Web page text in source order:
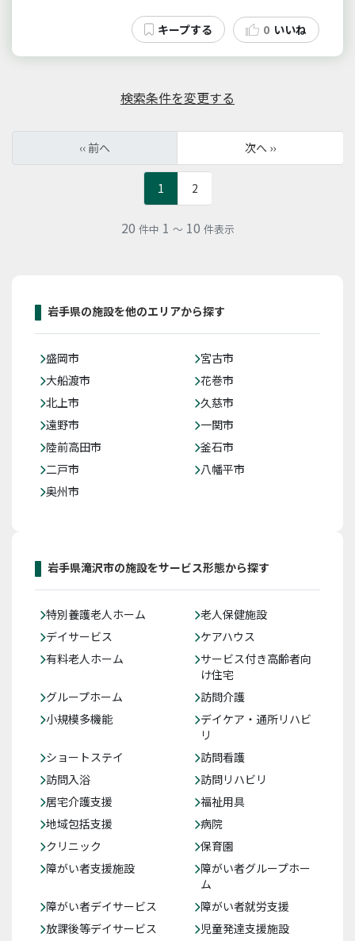
0 いいね
検索条件を変更する
‹‹ 前へ 次へ ››
1 2
20 件中 1 ～ 10 件表示
岩手県の施設を他のエリアから探す
盛岡市
宮古市
大船渡市
花巻市
北上市
久慈市
遠野市
一関市
陸前高田市
釜石市
二戸市
八幡平市
奥州市
岩手県滝沢市の施設をサービス形態から探す
特別養護老人ホーム
老人保健施設
デイサービス
ケアハウス
有料老人ホーム
サービス付き高齢者向
け住宅
グループホーム
訪問介護
小規模多機能
デイケア・通所リハビ
リ
ショートステイ
訪問看護
訪問入浴
訪問リハビリ
居宅介護支援
福祉用具
地域包括支援
病院
クリニック
保育園
障がい者支援施設
障がい者グループホー
ム
障がい者デイサービス
障がい者就労支援
放課後等デイサービス
児童発達支援施設